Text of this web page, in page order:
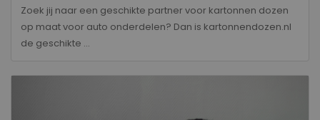
Zoek jij naar een geschikte partner voor kartonnen dozen
op maat voor auto onderdelen? Dan is kartonnendozen.nl
de geschikte ...